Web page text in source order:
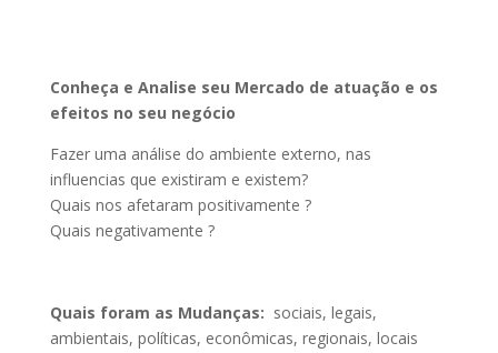
Conheça e Analise seu Mercado de atuação e os
efeitos no seu negócio
Fazer uma análise do ambiente externo, nas
influencias que existiram e existem?
Quais nos afetaram positivamente ?
Quais negativamente ?
Quais foram as Mudanças: sociais, legais,
ambientais, políticas, econômicas, regionais, locais